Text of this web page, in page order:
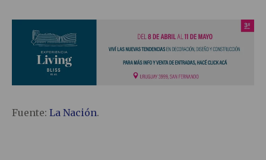
Fuente: La Nación.